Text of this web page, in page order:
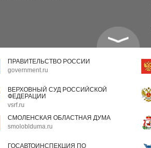
ПРАВИТЕЛЬСТВО РОССИИ
government.ru
ВЕРХОВНЫЙ СУД РОССИЙСКОЙ
ФЕДЕРАЦИИ
vsrf.ru
СМОЛЕНСКАЯ ОБЛАСТНАЯ ДУМА
smoloblduma.ru
ГОСАВТОИНСПЕКЦИЯ ПО